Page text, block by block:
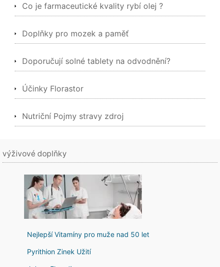
Co je farmaceutické kvality rybí olej ?
Doplňky pro mozek a paměť
Doporučují solné tablety na odvodnění?
Účinky Florastor
Nutriční Pojmy stravy zdroj
výživové doplňky
Nejlepší Vitamíny pro muže nad 50 let
Pyrithion Zinek Užití